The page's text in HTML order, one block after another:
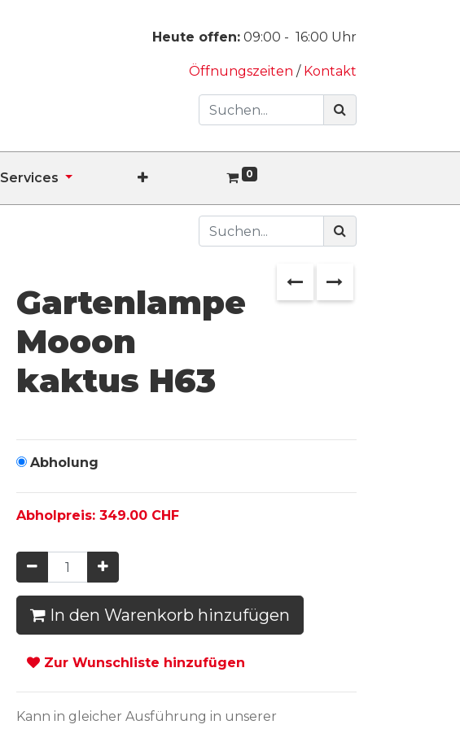
Heute offen: 09:00 - 16:00 Uhr
Öffnungszeiten / Kontakt
Services 0
Gartenlampe
Mooon
kaktus H63
Abholung
Abholpreis: 349.00 CHF
In den Warenkorb hinzufügen
Zur Wunschliste hinzufügen
Kann in gleicher Ausführung in unserer